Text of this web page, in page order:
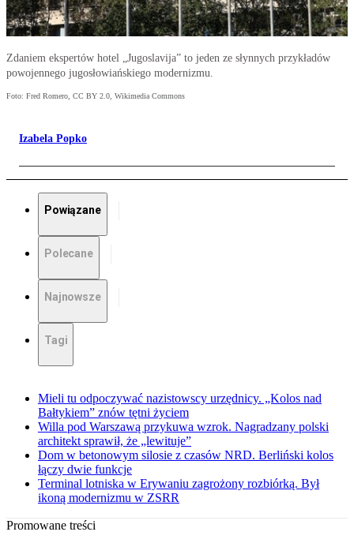
Zdaniem ekspertów hotel „Jugoslavija” to jeden ze słynnych przykładów
powojennego jugosłowiańskiego modernizmu.
Foto: Fred Romero, CC BY 2.0, Wikimedia Commons
Izabela Popko
Powiązane
Polecane
Najnowsze
Tagi
Mieli tu odpoczywać nazistowscy urzędnicy. „Kolos nad
Bałtykiem” znów tętni życiem
Willa pod Warszawą przykuwa wzrok. Nagradzany polski
architekt sprawił, że „lewituje”
Dom w betonowym silosie z czasów NRD. Berliński kolos
łączy dwie funkcje
Terminal lotniska w Erywaniu zagrożony rozbiórką. Był
ikoną modernizmu w ZSRR
Promowane treści